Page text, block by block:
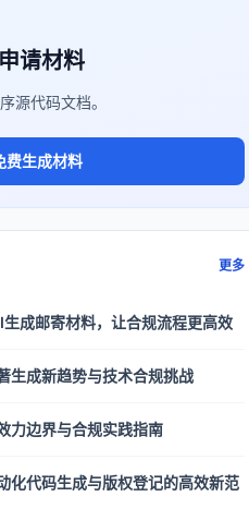
请材料
源代码文档。
费生成材料
更多
成邮寄材料，让合规流程更高效
生成新趋势与技术合规挑战
力边界与合规实践指南
化代码生成与版权登记的高效新范